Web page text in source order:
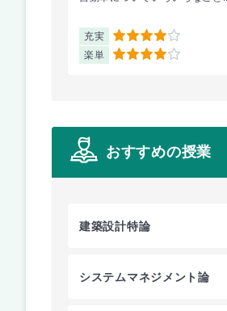
充実 4
楽単 4
おすすめの授業
建築設計特論
システムマネジメント論